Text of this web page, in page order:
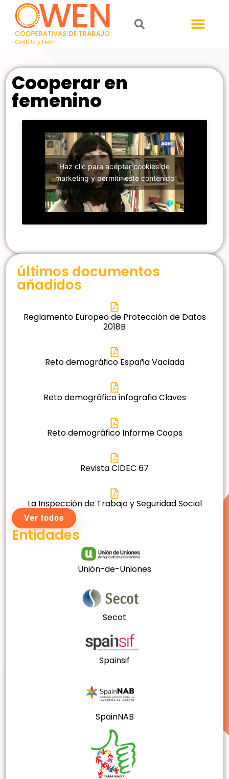
Cooperar en
femenino
Haz clic para aceptar cookies de
marketing y permitir este contenido
últimos documentos
añadidos
Reglamento Europeo de Protección de Datos
2018B
Reto demográfico España Vaciada
Reto demográfico infografia Claves
Reto demográfico Informe Coops
Revista CIDEC 67
La Inspección de Trabajo y Seguridad Social
Ver todos
Entidades
Unión-de-Uniones
Secot
Spainsif
SpainNAB